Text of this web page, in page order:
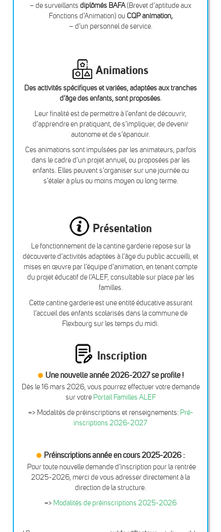
– de surveillants diplômés BAFA(Brevet d’aptitude aux
Fonctions d’Animation) ou CQP animation,
– d’un personnel de service.
Animations
Des activités spécifiques et variées, adaptées aux tranches
d’âge des enfants, sont proposées.
Leur finalité est de permettre à l’enfant de découvrir,
d’apprendre en pratiquant, de s’impliquer, de devenir
autonome et de s’épanouir.
Ces animations sont impulsées par les animateurs, parfois
dans le cadre d’un projet annuel, ou proposées par les
enfants. Elles peuvent s’organiser sur une journée ou
s’étaler à plus ou moins moyen ou long terme.
Présentation
Le fonctionnement de la cantine garderie repose sur la
découverte d’activités adaptées à l’âge du public accueilli, et
mises en œuvre par l’équipe d’animation, en tenant compte
du projet éducatif de l’ALEF, consultable sur place par les
familles.
Cette cantine garderie est une entité éducative assurant
l’accueil des enfants scolarisés dans la commune de
Flexbourg sur les temps du midi.
Inscription
Une nouvelle année 2026-2027 se profile !
Dès le 16 mars 2026, vous pourrez effectuer votre demande
sur votre Portail Familles ALEF
=> Modalités de préinscriptions et renseignements: Pré-
inscriptions 2026-2027
Préinscriptions année en cours 2025-2026 :
Pour toute nouvelle demande d’inscription pour la rentrée
2025-2026, merci de vous adresser directement à la
direction de la structure.
=> Modalités de préinscriptions 2025-2026